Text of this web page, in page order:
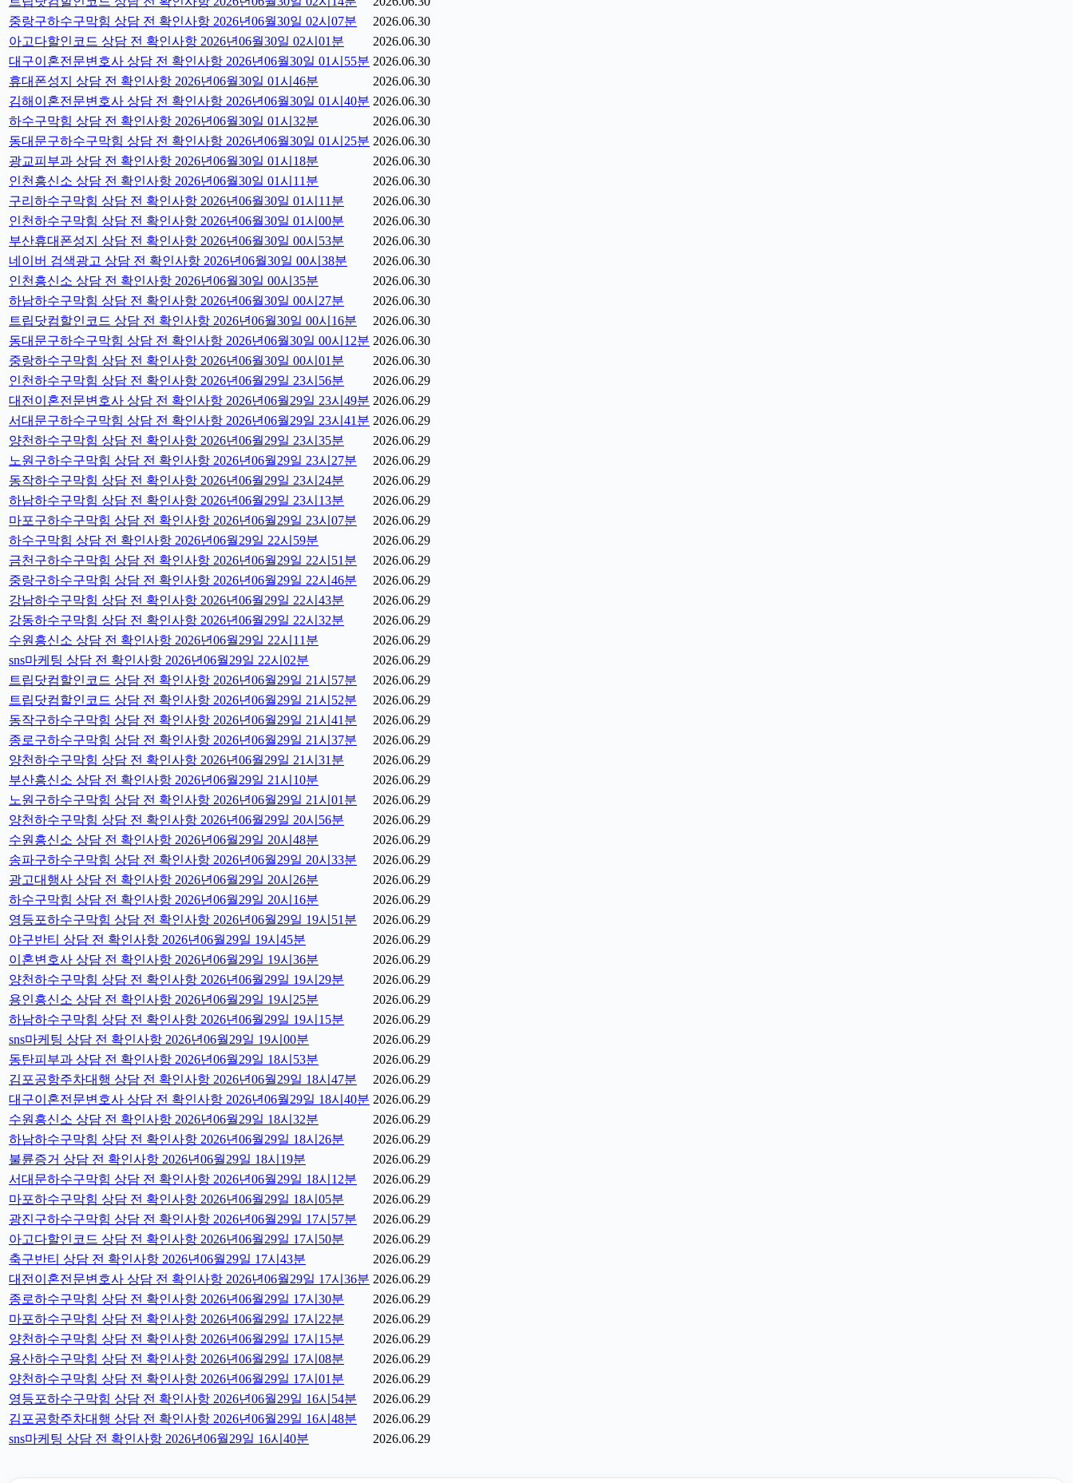
중랑구하수구막힘 상담 전 확인사항 2026년06월30일 02시07분
2026.06.30
아고다할인코드 상담 전 확인사항 2026년06월30일 02시01분
2026.06.30
대구이혼전문변호사 상담 전 확인사항 2026년06월30일 01시55분 2026.06.30
휴대폰성지 상담 전 확인사항 2026년06월30일 01시46분
2026.06.30
김해이혼전문변호사 상담 전 확인사항 2026년06월30일 01시40분 2026.06.30
하수구막힘 상담 전 확인사항 2026년06월30일 01시32분
2026.06.30
동대문구하수구막힘 상담 전 확인사항 2026년06월30일 01시25분 2026.06.30
광교피부과 상담 전 확인사항 2026년06월30일 01시18분
2026.06.30
인천흥신소 상담 전 확인사항 2026년06월30일 01시11분
2026.06.30
구리하수구막힘 상담 전 확인사항 2026년06월30일 01시11분
2026.06.30
인천하수구막힘 상담 전 확인사항 2026년06월30일 01시00분
2026.06.30
부산휴대폰성지 상담 전 확인사항 2026년06월30일 00시53분
2026.06.30
네이버 검색광고 상담 전 확인사항 2026년06월30일 00시38분
2026.06.30
인천흥신소 상담 전 확인사항 2026년06월30일 00시35분
2026.06.30
하남하수구막힘 상담 전 확인사항 2026년06월30일 00시27분
2026.06.30
트립닷컴할인코드 상담 전 확인사항 2026년06월30일 00시16분
2026.06.30
동대문구하수구막힘 상담 전 확인사항 2026년06월30일 00시12분 2026.06.30
중랑하수구막힘 상담 전 확인사항 2026년06월30일 00시01분
2026.06.30
인천하수구막힘 상담 전 확인사항 2026년06월29일 23시56분
2026.06.29
대전이혼전문변호사 상담 전 확인사항 2026년06월29일 23시49분 2026.06.29
서대문구하수구막힘 상담 전 확인사항 2026년06월29일 23시41분 2026.06.29
양천하수구막힘 상담 전 확인사항 2026년06월29일 23시35분
2026.06.29
노원구하수구막힘 상담 전 확인사항 2026년06월29일 23시27분
2026.06.29
동작하수구막힘 상담 전 확인사항 2026년06월29일 23시24분
2026.06.29
하남하수구막힘 상담 전 확인사항 2026년06월29일 23시13분
2026.06.29
마포구하수구막힘 상담 전 확인사항 2026년06월29일 23시07분
2026.06.29
하수구막힘 상담 전 확인사항 2026년06월29일 22시59분
2026.06.29
금천구하수구막힘 상담 전 확인사항 2026년06월29일 22시51분
2026.06.29
중랑구하수구막힘 상담 전 확인사항 2026년06월29일 22시46분
2026.06.29
강남하수구막힘 상담 전 확인사항 2026년06월29일 22시43분
2026.06.29
강동하수구막힘 상담 전 확인사항 2026년06월29일 22시32분
2026.06.29
수원흥신소 상담 전 확인사항 2026년06월29일 22시11분
2026.06.29
sns마케팅 상담 전 확인사항 2026년06월29일 22시02분
2026.06.29
트립닷컴할인코드 상담 전 확인사항 2026년06월29일 21시57분
2026.06.29
트립닷컴할인코드 상담 전 확인사항 2026년06월29일 21시52분
2026.06.29
동작구하수구막힘 상담 전 확인사항 2026년06월29일 21시41분
2026.06.29
종로구하수구막힘 상담 전 확인사항 2026년06월29일 21시37분
2026.06.29
양천하수구막힘 상담 전 확인사항 2026년06월29일 21시31분
2026.06.29
부산흥신소 상담 전 확인사항 2026년06월29일 21시10분
2026.06.29
노원구하수구막힘 상담 전 확인사항 2026년06월29일 21시01분
2026.06.29
양천하수구막힘 상담 전 확인사항 2026년06월29일 20시56분
2026.06.29
수원흥신소 상담 전 확인사항 2026년06월29일 20시48분
2026.06.29
송파구하수구막힘 상담 전 확인사항 2026년06월29일 20시33분
2026.06.29
광고대행사 상담 전 확인사항 2026년06월29일 20시26분
2026.06.29
하수구막힘 상담 전 확인사항 2026년06월29일 20시16분
2026.06.29
영등포하수구막힘 상담 전 확인사항 2026년06월29일 19시51분
2026.06.29
야구반티 상담 전 확인사항 2026년06월29일 19시45분
2026.06.29
이혼변호사 상담 전 확인사항 2026년06월29일 19시36분
2026.06.29
양천하수구막힘 상담 전 확인사항 2026년06월29일 19시29분
2026.06.29
용인흥신소 상담 전 확인사항 2026년06월29일 19시25분
2026.06.29
하남하수구막힘 상담 전 확인사항 2026년06월29일 19시15분
2026.06.29
sns마케팅 상담 전 확인사항 2026년06월29일 19시00분
2026.06.29
동탄피부과 상담 전 확인사항 2026년06월29일 18시53분
2026.06.29
김포공항주차대행 상담 전 확인사항 2026년06월29일 18시47분
2026.06.29
대구이혼전문변호사 상담 전 확인사항 2026년06월29일 18시40분 2026.06.29
수원흥신소 상담 전 확인사항 2026년06월29일 18시32분
2026.06.29
하남하수구막힘 상담 전 확인사항 2026년06월29일 18시26분
2026.06.29
불륜증거 상담 전 확인사항 2026년06월29일 18시19분
2026.06.29
서대문하수구막힘 상담 전 확인사항 2026년06월29일 18시12분
2026.06.29
마포하수구막힘 상담 전 확인사항 2026년06월29일 18시05분
2026.06.29
광진구하수구막힘 상담 전 확인사항 2026년06월29일 17시57분
2026.06.29
아고다할인코드 상담 전 확인사항 2026년06월29일 17시50분
2026.06.29
축구반티 상담 전 확인사항 2026년06월29일 17시43분
2026.06.29
대전이혼전문변호사 상담 전 확인사항 2026년06월29일 17시36분 2026.06.29
종로하수구막힘 상담 전 확인사항 2026년06월29일 17시30분
2026.06.29
마포하수구막힘 상담 전 확인사항 2026년06월29일 17시22분
2026.06.29
양천하수구막힘 상담 전 확인사항 2026년06월29일 17시15분
2026.06.29
용산하수구막힘 상담 전 확인사항 2026년06월29일 17시08분
2026.06.29
양천하수구막힘 상담 전 확인사항 2026년06월29일 17시01분
2026.06.29
영등포하수구막힘 상담 전 확인사항 2026년06월29일 16시54분
2026.06.29
김포공항주차대행 상담 전 확인사항 2026년06월29일 16시48분
2026.06.29
sns마케팅 상담 전 확인사항 2026년06월29일 16시40분
2026.06.29